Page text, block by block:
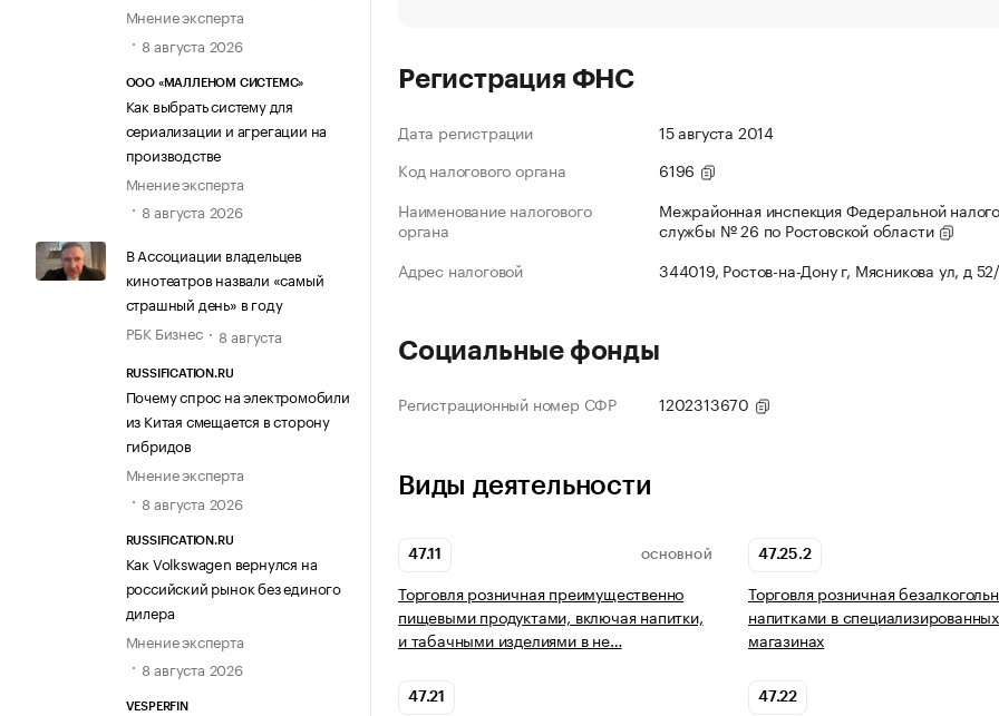
Мнение эксперта
8 августа 2026
ООО «МАЛЛЕНОМ СИСТЕМС»
Как выбрать систему для
сериализации и агрегации на
производстве
Мнение эксперта
8 августа 2026
В Ассоциации владельцев
кинотеатров назвали «самый
страшный день» в году
РБК Бизнес
8 августа
RUSSIFICATION.RU
Почему спрос на электромобили
из Китая смещается в сторону
гибридов
Мнение эксперта
8 августа 2026
RUSSIFICATION.RU
Как Volkswagen вернулся на
российский рынок без единого
дилера
Мнение эксперта
8 августа 2026
VESPERFIN
Регистрация ФНС
Дата регистрации
15 августа 2014
Код налогового органа
6196
Наименование налогового
органа
Межрайонная инспекция Федеральной
службы № 26 по Ростовской области
Адрес налоговой
344019, Ростов-на-Дону г, Мясникова ул, д
Социальные фонды
Регистрационный номер СФР 1202313670
Виды деятельности
47.11 ОСНОВНОЙ
Торговля розничная преимущественно
пищевыми продуктами, включая напитки,
и табачными изделиями в не…
47.25.2
Торговля розничная
напитками в специализированных
магазинах
47.21 47.22